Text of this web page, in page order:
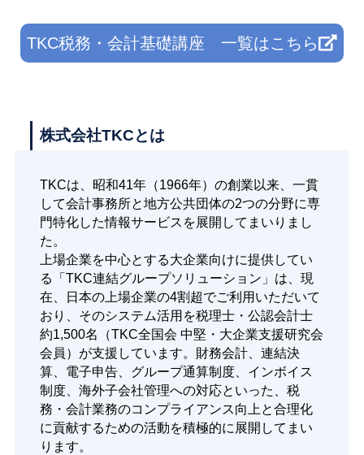
TKC税務・会計基礎講座 一覧はこちら
株式会社TKCとは
TKCは、昭和41年（1966年）の創業以来、一貫
して会計事務所と地方公共団体の2つの分野に専
門特化した情報サービスを展開してまいりまし
た。
上場企業を中心とする大企業向けに提供してい
る「TKC連結グループソリューション」は、現
在、日本の上場企業の4割超でご利用いただいて
おり、そのシステム活用を税理士・公認会計士
約1,500名（TKC全国会 中堅・大企業支援研究会
会員）が支援しています。財務会計、連結決
算、電子申告、グループ通算制度、インボイス
制度、海外子会社管理への対応といった、税
務・会計業務のコンプライアンス向上と合理化
に貢献するための活動を積極的に展開してまい
ります。